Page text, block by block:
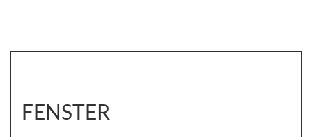
FENSTER